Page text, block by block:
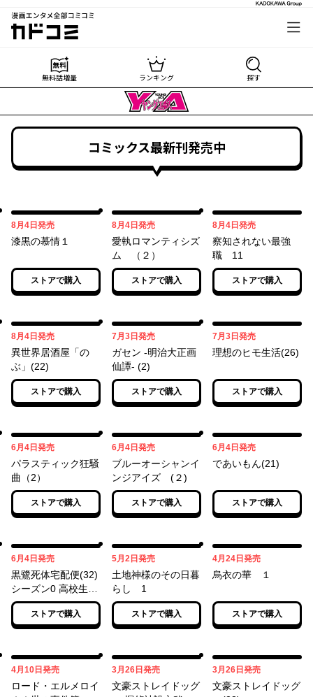
漫画エンタメ全部コミコミ
カドコミ
無料話増量 ランキング 探す
コミックス最新刊発売中
8月4日 08月04日
発売
漆黒の慕情１
ストアで購入
8月4日 08月04日
発売
愛執ロマンティシズ
ム （２）
ストアで購入
8月4日 08月04日
発売
察知されない最強
職 11
ストアで購入
8月4日 08月04日
発売
異世界居酒屋「の
ぶ」(22)
ストアで購入
7月3日 07月03日
発売
ガセン -明治大正画
仙譚- (2)
ストアで購入
7月3日 07月03日
発売
理想のヒモ生活(26)
ストアで購入
6月4日 06月04日
発売
パラスティック狂騒
曲（2）
ストアで購入
6月4日 06月04日
発売
ブルーオーシャンイ
ンジアイズ (２)
ストアで購入
6月4日 06月04日
発売
であいもん(21)
ストアで購入
6月4日 06月04日
発売
黒鷺死体宅配便(32)
シーズン0 高校生編
(４)
ストアで購入
5月2日 05月02日
発売
土地神様のその日暮
らし 1
ストアで購入
4月24日 04月24日
発売
烏衣の華 １
ストアで購入
4月10日 04月10日
発売
ロード・エルメロイ
3月26日 03月26日
発売
文豪ストレイドッグ
3月26日 03月26日
発売
文豪ストレイドッグ